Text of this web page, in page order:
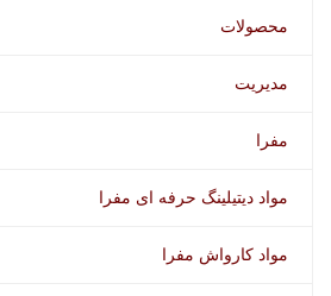
محصولات
مدیریت
مفرا
مواد دیتیلینگ حرفه ای مفرا
مواد کارواش مفرا